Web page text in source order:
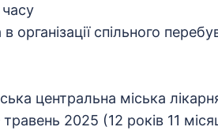
спільного
центральна міська
2025 (12 років 11